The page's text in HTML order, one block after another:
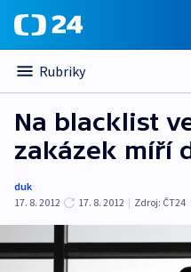
Rubriky
Na blacklist
zakázek míří
duk
17. 8. 2012
17. 8. 2012 | Zdroj: ČT24